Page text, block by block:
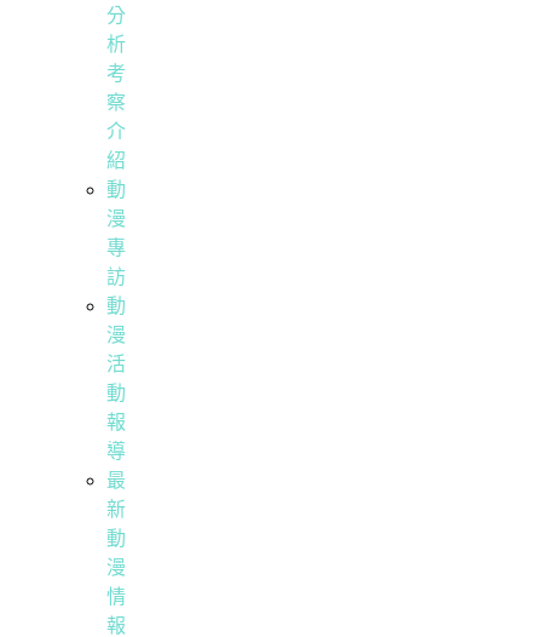
分
析
考
察
介
紹
動
漫
專
訪
動
漫
活
動
報
導
最
新
動
漫
情
報